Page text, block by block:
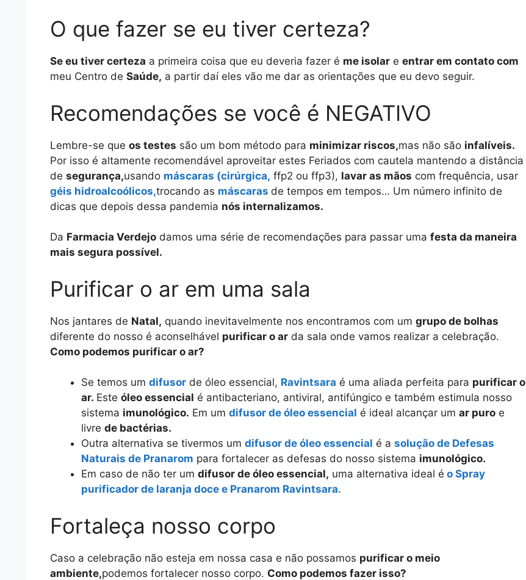
O que fazer se eu tiver certeza?
Se eu tiver certeza a primeira coisa que eu deveria fazer é me isolar e entrar em contato com
meu Centro de Saúde, a partir daí eles vão me dar as orientações que eu devo seguir.
Recomendações se você é NEGATIVO
Lembre-se que os testes são um bom método para minimizar riscos,mas não são infalíveis.
Por isso é altamente recomendável aproveitar estes Feriados com cautela mantendo a distância
de segurança,usando máscaras (cirúrgica, ffp2 ou ffp3), lavar as mãos com frequência, usar
géis hidroalcoólicos,trocando as máscaras de tempos em tempos… Um número infinito de
dicas que depois dessa pandemia nós internalizamos.
Da Farmacia Verdejo damos uma série de recomendações para passar uma festa da maneira
mais segura possível.
Purificar o ar em uma sala
Nos jantares de Natal, quando inevitavelmente nos encontramos com um grupo de bolhas
diferente do nosso é aconselhável purificar o ar da sala onde vamos realizar a celebração.
Como podemos purificar o ar?
Se temos um difusor de óleo essencial, Ravintsara é uma aliada perfeita para purificar o
ar. Este óleo essencial é antibacteriano, antiviral, antifúngico e também estimula nosso
sistema imunológico. Em um difusor de óleo essencial é ideal alcançar um ar puro e
livre de bactérias.
Outra alternativa se tivermos um difusor de óleo essencial é a solução de Defesas
Naturais de Pranarom para fortalecer as defesas do nosso sistema imunológico.
Em caso de não ter um difusor de óleo essencial, uma alternativa ideal é o Spray
purificador de laranja doce e Pranarom Ravintsara.
Fortaleça nosso corpo
Caso a celebração não esteja em nossa casa e não possamos purificar o meio
ambiente,podemos fortalecer nosso corpo. Como podemos fazer isso?